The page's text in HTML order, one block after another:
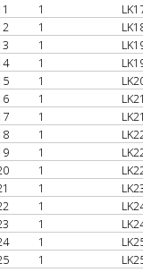
1
1
1
1
1
1
1
1
1
1
1
1
1
1
1